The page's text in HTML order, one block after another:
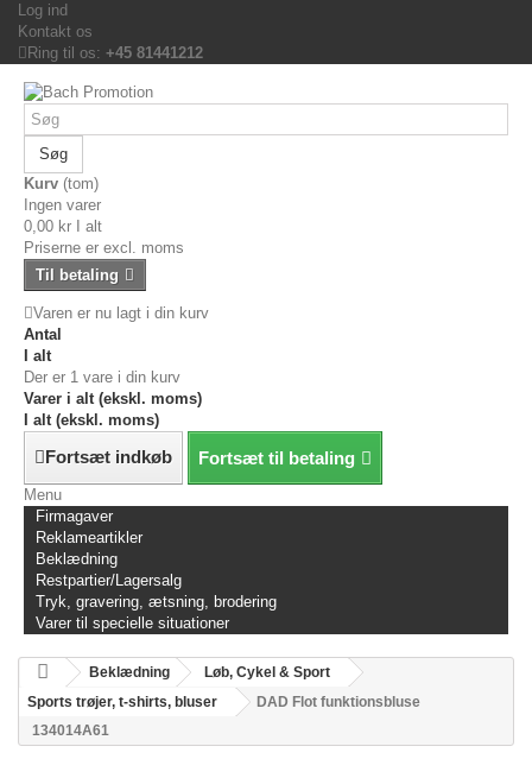
Log ind
Kontakt os
Ring til os: +45 81441212
Søg
Kurv (tom)
Ingen varer
0,00 kr
I alt
Priserne er excl. moms
Til betaling
Varen er nu lagt i din kurv
Antal
I alt
Der er 1 vare i din kurv
Varer i alt (ekskl. moms)
I alt (ekskl. moms)
Fortsæt indkøb Fortsæt til betaling
Menu
Firmagaver
Reklameartikler
Beklædning
Restpartier/Lagersalg
Tryk, gravering, ætsning, brodering
Varer til specielle situationer
Beklædning
Løb, Cykel & Sport
Sports trøjer, t-shirts, bluser
DAD Flot funktionsbluse
134014A61